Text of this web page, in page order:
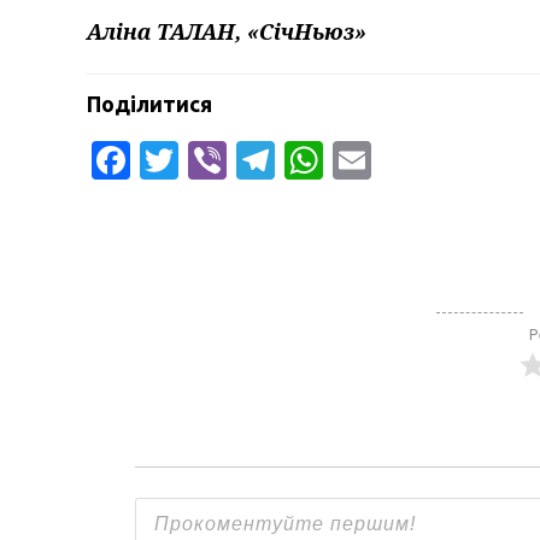
Аліна ТАЛАН, «СічНьюз»
Поділитися
Facebook
Twitter
ViberTelegram
WhatsApp